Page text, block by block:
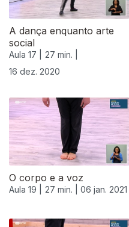
A dança enquanto arte
social
Aula 17 |
27 min. |
16 dez. 2020
O corpo e a voz
Aula 19 | 27 min. | 06 jan. 2021